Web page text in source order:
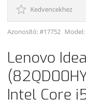
Kedvencekhez
Azonosító: #17752 Model:
Lenovo
Intel Core